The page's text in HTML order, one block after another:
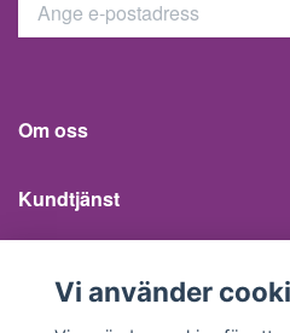
Om oss
Kundtjänst
Vi använder